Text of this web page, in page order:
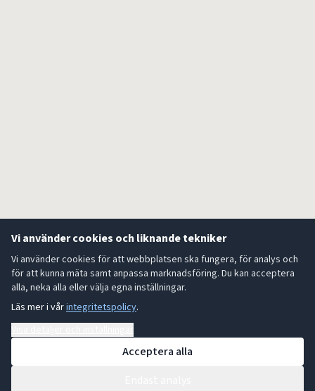
Vi använder cookies och liknande tekniker
Vi använder cookies för att webbplatsen ska fungera, för analys och
för att kunna mäta samt anpassa marknadsföring. Du kan acceptera
alla, neka alla eller välja egna inställningar.
Läs mer i vårintegritetspolicy.
Acceptera alla